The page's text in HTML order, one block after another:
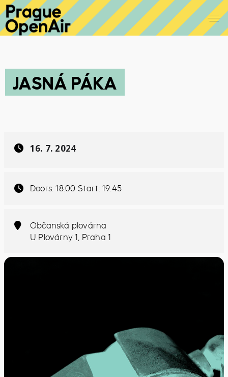
JASNÁ PÁKA
16. 7. 2024
Doors: 18:00 Start: 19:45
Občanská plovárna
U Plovárny 1, Praha 1